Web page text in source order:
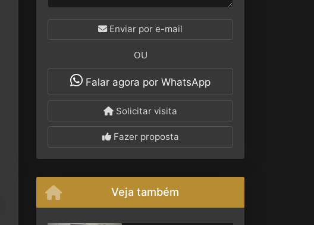
Enviar por e-mail
OU
Falar agora por WhatsApp
Solicitar visita
Fazer proposta
Veja também